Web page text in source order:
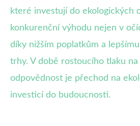
které investují do ekologických
konkurenční výhodu nejen v
díky nižším poplatkům a
trhy. V době rostoucího tlaku
odpovědnost je přechod na
investicí do budoucnosti.